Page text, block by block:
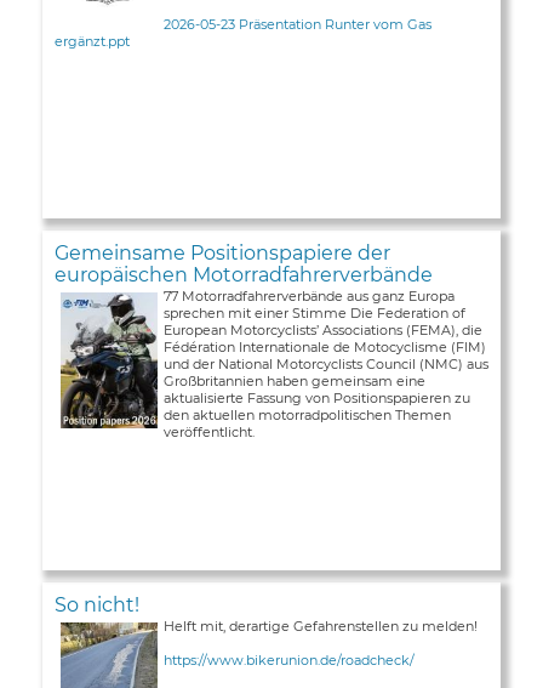
2026-05-23 Präsentation Runter vom Gas
ergänzt.ppt
Gemeinsame Positionspapiere der
europäischen Motorradfahrerverbände
77 Motorradfahrerverbände aus ganz Europa
sprechen mit einer Stimme Die Federation of
European Motorcyclists’ Associations (FEMA), die
Fédération Internationale de Motocyclisme (FIM)
und der National Motorcyclists Council (NMC) aus
Großbritannien haben gemeinsam eine
aktualisierte Fassung von Positionspapieren zu
den aktuellen motorradpolitischen Themen
veröffentlicht.
So nicht!
Helft mit, derartige Gefahrenstellen zu melden!
https://www.bikerunion.de/roadcheck/